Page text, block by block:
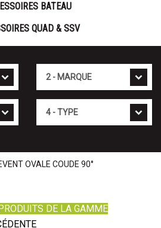
BATEAU
QUAD & SSV
OVALE COUDE 90°
DE LA GAMME